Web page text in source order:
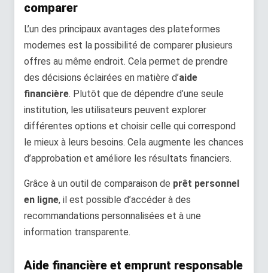
comparer
L’un des principaux avantages des plateformes
modernes est la possibilité de comparer plusieurs
offres au même endroit. Cela permet de prendre
des décisions éclairées en matière d’aide
financière. Plutôt que de dépendre d’une seule
institution, les utilisateurs peuvent explorer
différentes options et choisir celle qui correspond
le mieux à leurs besoins. Cela augmente les chances
d’approbation et améliore les résultats financiers.
Grâce à un outil de comparaison de prêt personnel
en ligne, il est possible d’accéder à des
recommandations personnalisées et à une
information transparente.
Aide financière et emprunt responsable